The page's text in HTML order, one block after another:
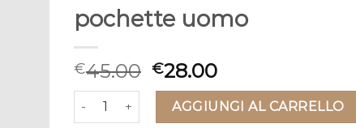
pochette uomo
€45.00 €28.00
pochette uomo quantitàAGGIUNGI AL CARRELLO